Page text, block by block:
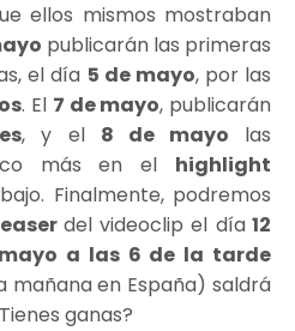
ellos mismos mostraban
publicarán las primeras
el día 5 de mayo, por las
. El 7 de mayo, publicarán
, y el 8 de mayo las
más en el highlight
Finalmente, podremos
del videoclip el día12
a las 6 de la tarde
mañana en España) saldrá
ganas?